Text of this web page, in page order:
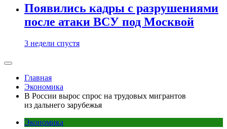
Появились кадры с разрушениями
после атаки ВСУ под Москвой
3 недели спустя
Главная
Экономика
В России вырос спрос на трудовых мигрантов
из дальнего зарубежья
Экономика